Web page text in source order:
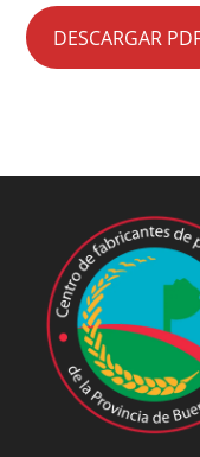
DESCARGAR